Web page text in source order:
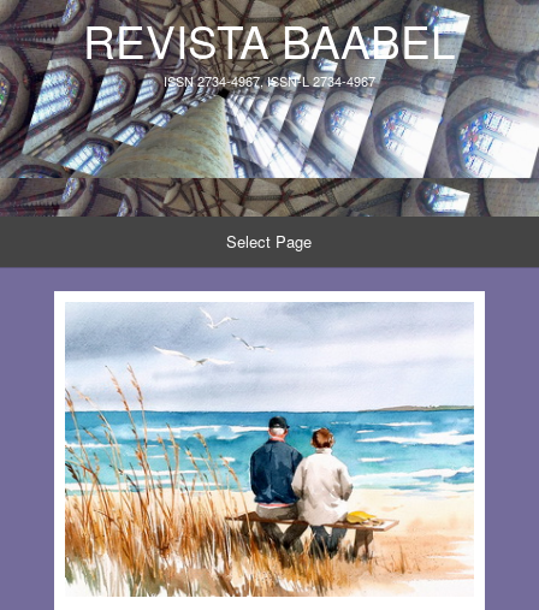
REVISTA BAABEL
ISSN 2734-4967, ISSN-L 2734-4967
Select Page